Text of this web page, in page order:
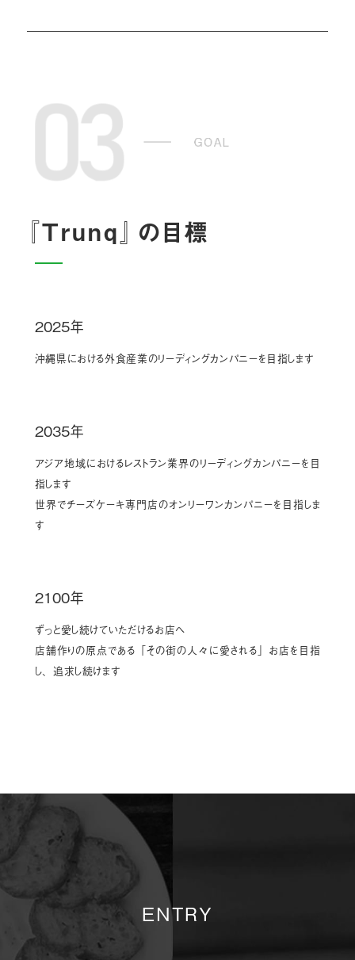
『Trunq』の目標
2025年
沖縄県における外食産業のリーディングカンパニーを目指します
2035年
アジア地域におけるレストラン業界のリーディングカンパニーを目
指します
世界でチーズケーキ専門店のオンリーワンカンパニーを目指しま
す
2100年
ずっと愛し続けていただけるお店へ
店舗作りの原点である「その街の人々に愛される」お店を目指
し、追求し続けます
ENTRY